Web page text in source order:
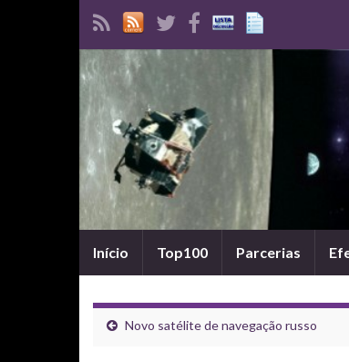
Início Top100 Parcerias
Novo satélite de navegação russo